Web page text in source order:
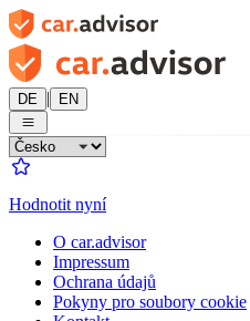
DE | EN
Hodnotit nyní
O car.advisor
Impressum
Ochrana údajů
Pokyny pro soubory cookie